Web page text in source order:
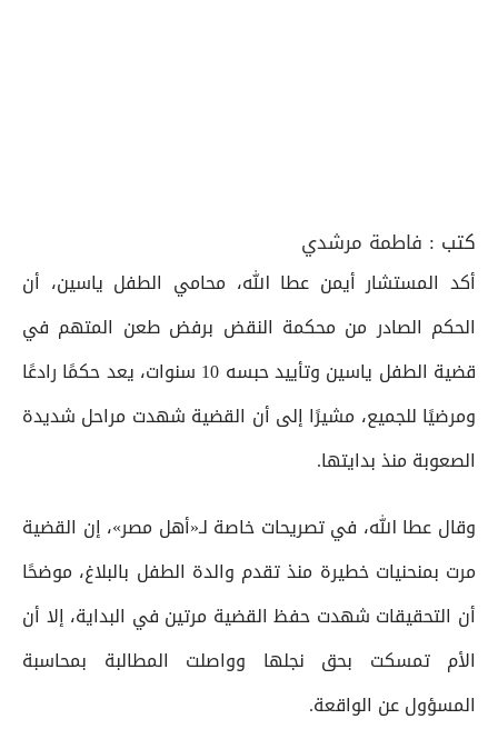
كتب : فاطمة مرشدي
أكد المستشار أيمن عطا الله، محامي الطفل ياسين، أن
الحكم الصادر من محكمة النقض برفض طعن المتهم في
قضية الطفل ياسين وتأييد حبسه 10 سنوات، يعد حكمًا رادعًا
ومرضيًا للجميع، مشيرًا إلى أن القضية شهدت مراحل شديدة
الصعوبة منذ بدايتها.
وقال عطا الله، في تصريحات خاصة لـ«أهل مصر»، إن القضية
مرت بمنحنيات خطيرة منذ تقدم والدة الطفل بالبلاغ، موضحًا
أن التحقيقات شهدت حفظ القضية مرتين في البداية، إلا أن
الأم تمسكت بحق نجلها وواصلت المطالبة بمحاسبة
المسؤول عن الواقعة.